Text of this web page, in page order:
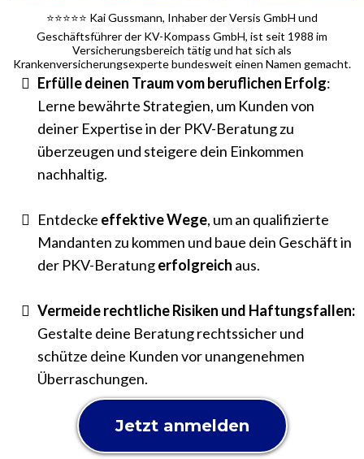
⭐️⭐️⭐️⭐️⭐️ Kai Gussmann, Inhaber der Versis GmbH und
Geschäftsführer der KV-Kompass GmbH, ist seit 1988 im
Versicherungsbereich tätig und hat sich als
Krankenversicherungsexperte bundesweit einen Namen gemacht.
Erfülle deinen Traum vom beruflichen Erfolg:
Lerne bewährte Strategien, um Kunden von
deiner Expertise in der PKV-Beratung zu
überzeugen und steigere dein Einkommen
nachhaltig.
Entdecke effektive Wege, um an qualifizierte
Mandanten zu kommen und baue dein Geschäft in
der PKV-Beratungerfolgreich aus.
Vermeide rechtliche Risiken und Haftungsfallen:
Gestalte deine Beratung rechtssicher und
schütze deine Kunden vor unangenehmen
Überraschungen.
Jetzt anmelden